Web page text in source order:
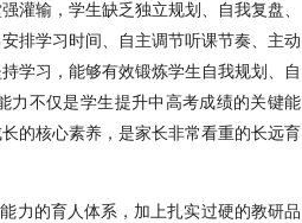
灌输，学生缺乏独立规划、自我复盘、
排学习时间、自主调节听课节奏、主动
学习，能够有效锻炼学生自我规划、自
力不仅是学生提升中高考成绩的关键能
的核心素养，是家长非常看重的长远育
力的育人体系，加上扎实过硬的教研品